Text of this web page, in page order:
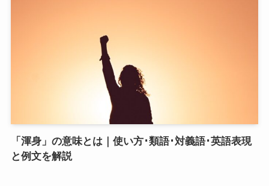
「渾身」の意味とは｜使い方･類語･対義語･英語表現
と例文を解説